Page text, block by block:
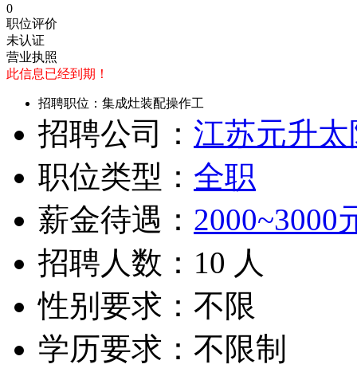
0
职位评价
未认证
营业执照
此信息已经到期！
招聘职位：集成灶装配操作工
招聘公司： 江苏元升
职位类型： 全职
薪金待遇： 2000~3000
招聘人数：10 人
性别要求：不限
学历要求：不限制